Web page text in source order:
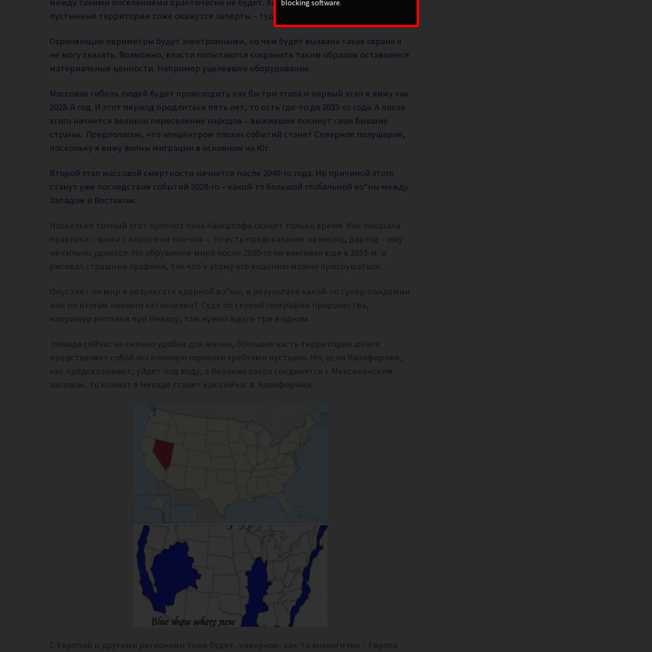
между такими поселениями практически не будет. Хотя, брошенные города и
пустынные территории тоже окажутся заперты – туда никого не пропустят.
Охраняющие периметры будут электронными, но чем будет вызвана такая охрана я
не могу сказать. Возможно, власти попытаются сохранить таким образом оставшиеся
материальные ценности. Например уцелевшее оборудование.
Массовая гибель людей будет происходить как бы три этапа и первый этап я вижу как
2028-й год. И этот период продлиться пять лет, то есть где-то до 2033-го года. А после
этого начнется великое переселение народов – выжившие покинут свои бывшие
страны. Предполагаю, что эпицентром плохих событий станет Северное полушарие,
поскольку я вижу волны миграции в основном на Юг.
Второй этап массовой смертности начнется после 2040-го года. Но причиной этого
станут уже последствия событий 2028-го – какой-то большой глобальной во*ны между
Западом и Востоком.
Насколько точный этот прогноз пана Кшиштофа скажет только время. Как показала
практика – ванги с коротким плечом – то есть предсказания на месяц, два год – ему
не сильно удаются. Но обрушение мира после 2020-го он ванговал еще в 2015-м и
рисовал страшные графики, так что к этому его видению можно прислушаться.
Опустеет ли мир в результате ядерной во*ны, в результате какой-то супер-пандемии
или по итогам некоего катаклизма? Судя по скупой географии пророчества,
например реплики про Неваду, там нужно ждать три в одном.
Невада сейчас не сильно удобна для жизни, бОльшая часть территории штата
представляет собой иссеченную горными хребтами пустыню. Но, если Калифорния,
как предсказывают, уйдет под воду, а Великие озера соединятся с Мексиканским
заливом, то климат в Неваде станет как сейчас в Калифорнии:
С Европой и другими регионами тоже будет, наверное, как-то аналогично – Европа
blocking software.